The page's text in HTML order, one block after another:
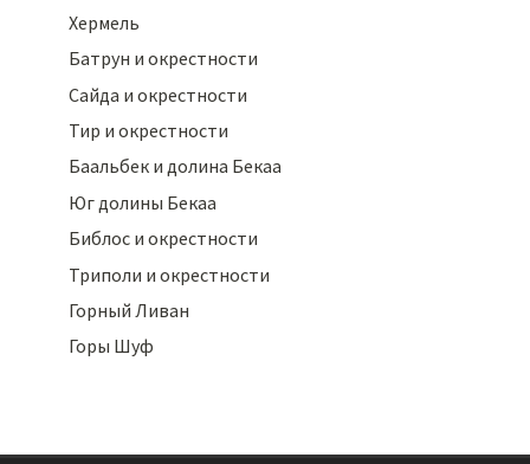
Хермель
Батрун и окрестности
Сайда и окрестности
Тир и окрестности
Баальбек и долина Бекаа
Юг долины Бекаа
Библос и окрестности
Триполи и окрестности
Горный Ливан
Горы Шуф